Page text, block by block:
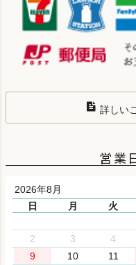
詳しい
営業
2026年8月
日
月 火
2
3 4
9
10 11